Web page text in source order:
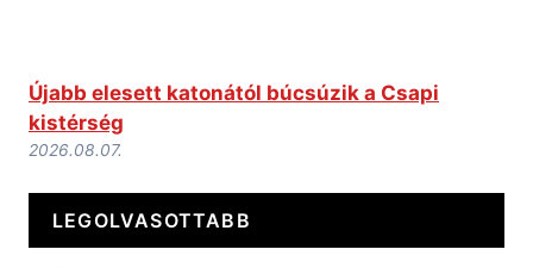
Újabb elesett katonától búcsúzik a Csapi
kistérség
2026.08.07.
LEGOLVASOTTABB